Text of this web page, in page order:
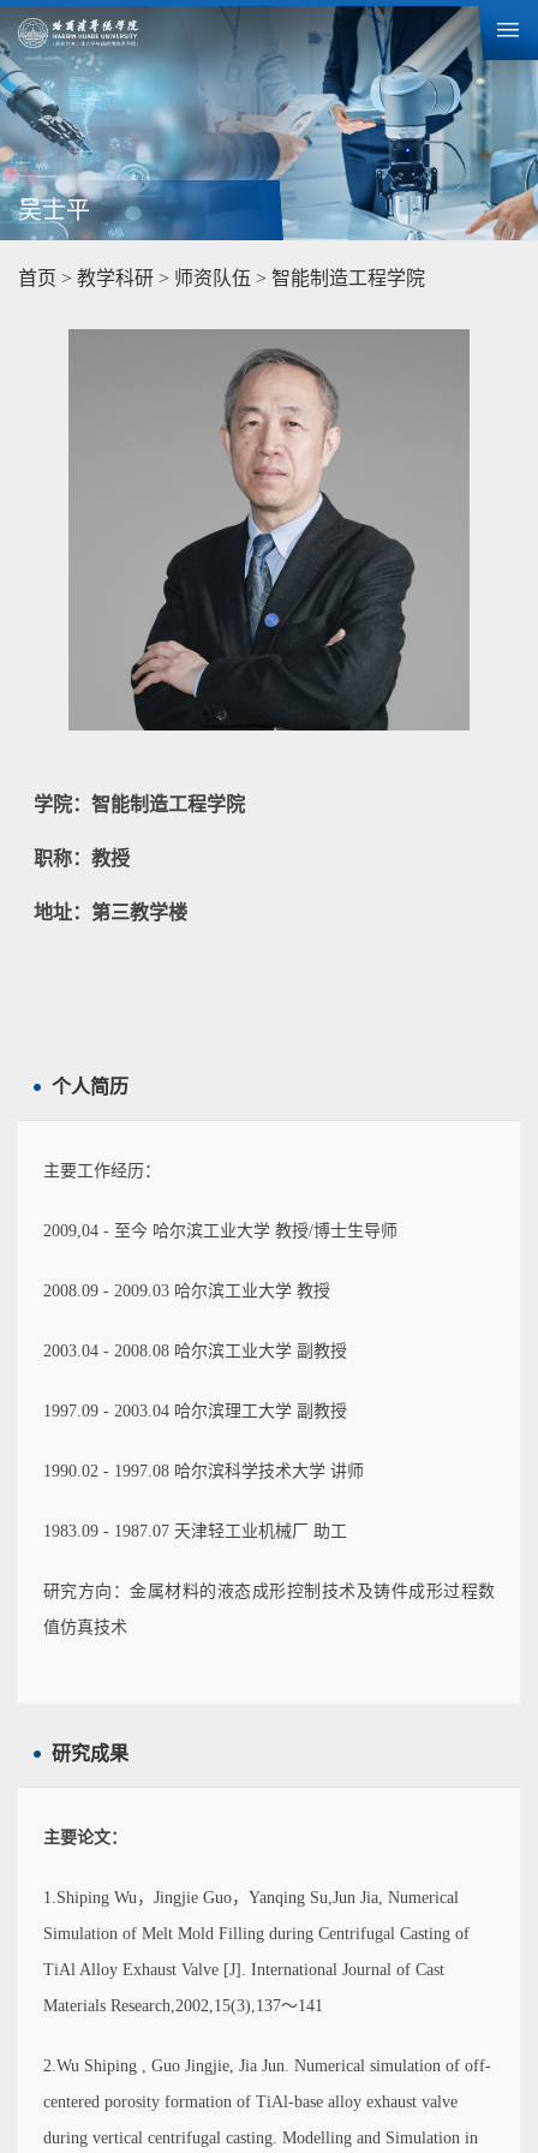
吴士平
首页 > 教学科研 > 师资队伍 > 智能制造工程学院
学院：智能制造工程学院
职称：教授
地址：第三教学楼
个人简历
主要工作经历：
2009,04 - 至今 哈尔滨工业大学 教授/博士生导师
2008.09 - 2009.03 哈尔滨工业大学 教授
2003.04 - 2008.08 哈尔滨工业大学 副教授
1997.09 - 2003.04 哈尔滨理工大学 副教授
1990.02 - 1997.08 哈尔滨科学技术大学 讲师
1983.09 - 1987.07 天津轻工业机械厂 助工
研究方向：金属材料的液态成形控制技术及铸件成形过程数
值仿真技术
研究成果
主要论文：
1.Shiping Wu，Jingjie Guo，Yanqing Su,Jun Jia, Numerical
Simulation of Melt Mold Filling during Centrifugal Casting of
TiAl Alloy Exhaust Valve [J]. International Journal of Cast
Materials Research,2002,15(3),137～141
2.Wu Shiping , Guo Jingjie, Jia Jun. Numerical simulation of off-
centered porosity formation of TiAl-base alloy exhaust valve
during vertical centrifugal casting. Modelling and Simulation in